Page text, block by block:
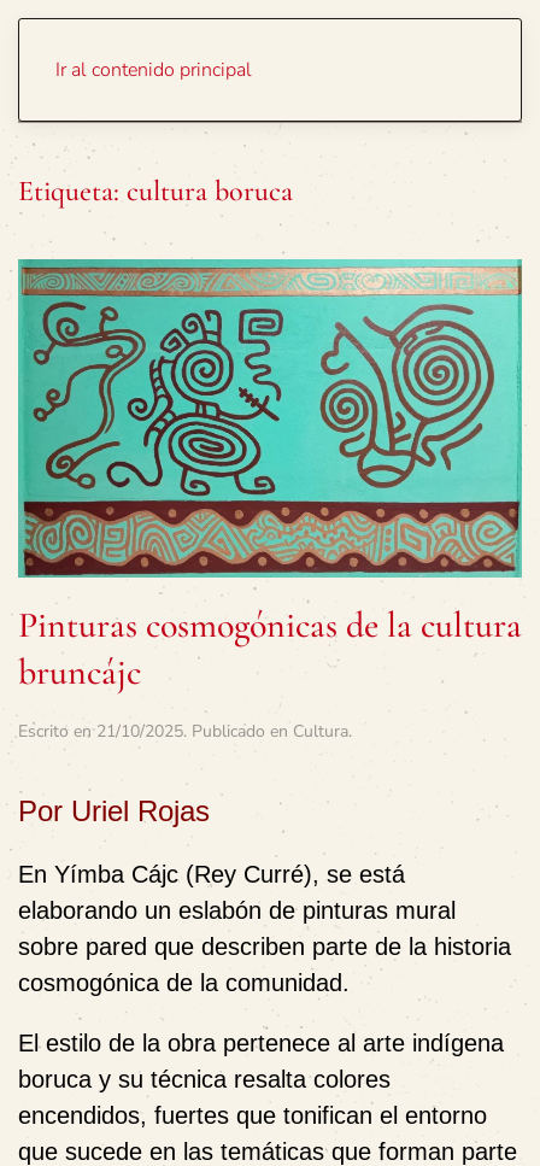
Ir al contenido principal
Etiqueta: cultura boruca
Pinturas cosmogónicas de la cultura
bruncájc
Escrito en21/10/2025. Publicado en Cultura.
Por Uriel Rojas
En Yímba Cájc (Rey Curré), se está
elaborando un eslabón de pinturas mural
sobre pared que describen parte de la historia
cosmogónica de la comunidad.
El estilo de la obra pertenece al arte indígena
boruca y su técnica resalta colores
encendidos, fuertes que tonifican el entorno
que sucede en las temáticas que forman parte